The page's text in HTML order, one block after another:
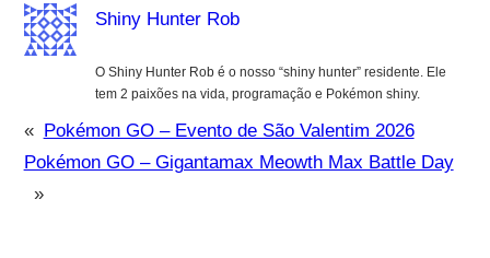
Shiny Hunter Rob
O Shiny Hunter Rob é o nosso “shiny hunter” residente. Ele
tem 2 paixões na vida, programação e Pokémon shiny.
« Pokémon GO – Evento de São Valentim 2026
Pokémon GO – Gigantamax Meowth Max Battle Day
»